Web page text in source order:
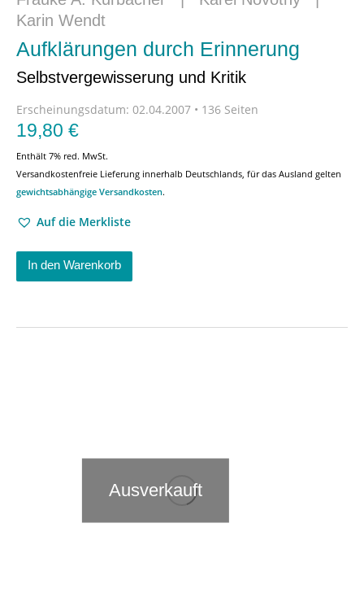
Karin Wendt
Aufklärungen durch Erinnerung
Selbstvergewisserung und Kritik
Erscheinungsdatum: 02.04.2007 • 136 Seiten
19,80 €
Enthält 7% red. MwSt.
Versandkostenfreie Lieferung innerhalb Deutschlands, für das Ausland gelten
gewichtsabhängige Versandkosten.
Auf die Merkliste
In den Warenkorb
Ausverkauft